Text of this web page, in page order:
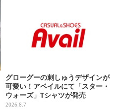
グローグーの刺しゅうデザインが
可愛い！アベイルにて「スター・
ウォーズ」Tシャツが発売
2026.8.7